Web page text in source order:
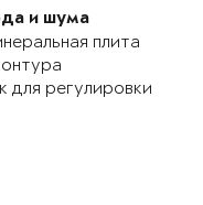
и шума
плита
для регулировки